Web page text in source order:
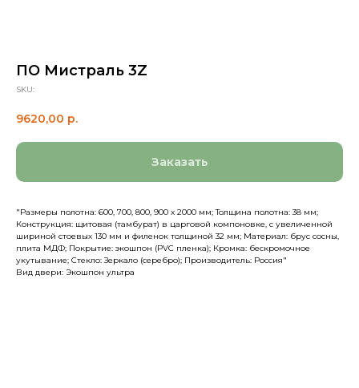
ПО Мистраль 3Z
SKU:
9620,00 р.
Заказать
"Размеры полотна: 600, 700, 800, 900 х 2000 мм; Толщина полотна: 38 мм;
Конструкция: щитовая (тамбурат) в царговой компоновке, с увеличенной
шириной стоевых 130 мм и филенок толщиной 32 мм; Материал: брус сосны,
плита МДФ; Покрытие: экошпон (PVC пленка); Кромка: бескромочное
укутывание; Стекло: Зеркало (серебро); Производитель: Россия"
Вид двери: Экошпон ультра